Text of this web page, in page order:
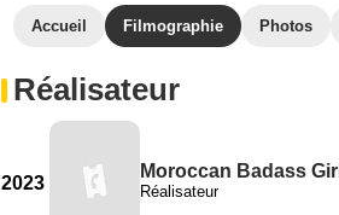
Accueil Filmographie Photos
Réalisateur
2023
Moroccan Badass Girl
Réalisateur